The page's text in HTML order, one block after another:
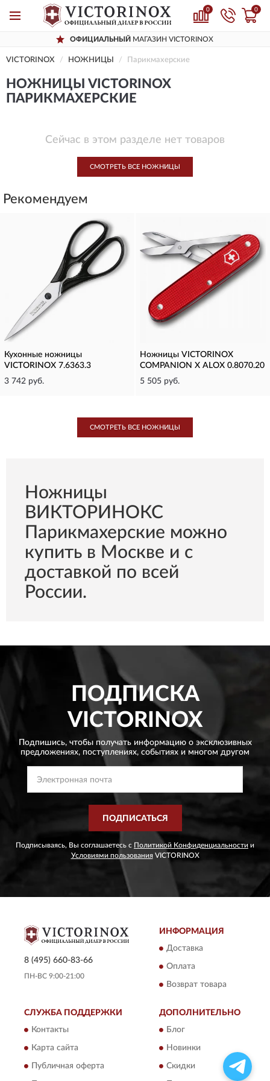
0 0
ОФИЦИАЛЬНЫЙ МАГАЗИН VICTORINOX
VICTORINOX НОЖНИЦЫ Парикмахерские
НОЖНИЦЫ VICTORINOX
ПАРИКМАХЕРСКИЕ
Сейчас в этом разделе нет товаров
СМОТРЕТЬ ВСЕ НОЖНИЦЫ
Рекомендуем
Кухонные ножницы
VICTORINOX 7.6363.3
3 742 руб.
Ножницы VICTORINOX
COMPANION X ALOX 0.8070.20
5 505 руб.
СМОТРЕТЬ ВСЕ НОЖНИЦЫ
Ножницы
ВИКТОРИНОКС
Парикмахерские можно
купить в Москве и с
доставкой по всей
России.
ПОДПИСКА
VICTORINOX
Подпишись, чтобы получать информацию о эксклюзивных
предложениях, поступлениях, событиях и многом другом
ПОДПИСАТЬСЯ
Подписываясь, Вы соглашаетесь с Политикой Конфиденциальности и
Условиями пользованияVICTORINOX
8 (495) 660-83-66
ПН-ВС 9:00-21:00
ИНФОРМАЦИЯ
Доставка
Оплата
Возврат товара
СЛУЖБА ПОДДЕРЖКИ
Контакты
Карта сайта
Публичная оферта
ДОПОЛНИТЕЛЬНО
Блог
Новинки
Скидки